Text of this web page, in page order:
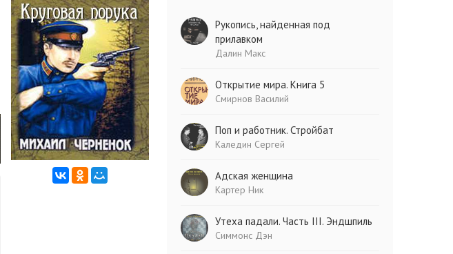
27:29
26:52
27:02
27:18
26:59
27:05
Рукопись, найденная под
прилавком
Далин Макс
Открытие мира. Книга 5
Смирнов Василий
Поп и работник. Стройбат
Каледин Сергей
Адская женщина
Картер Ник
Утеха падали. Часть III. Эндшпиль
Симмонс Дэн